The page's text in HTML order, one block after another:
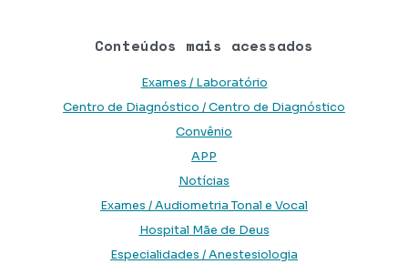
Conteúdos mais acessados
Exames / Laboratório
Centro de Diagnóstico / Centro de Diagnóstico
Convênio
APP
Notícias
Exames / Audiometria Tonal e Vocal
Hospital Mãe de Deus
Especialidades / Anestesiologia